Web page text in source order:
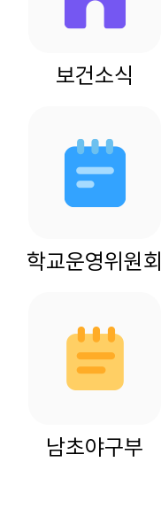
보건소식
학교운영위원회
남초야구부